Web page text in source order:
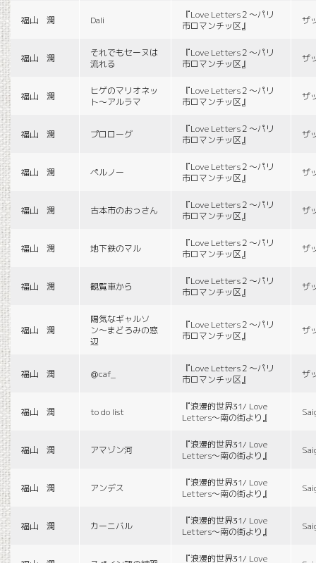
福山 潤 Dali
『Love Letters２〜パリ
市ロマンチッ区』
ザ
福山 潤
それでもセーヌは
流れる
『Love Letters２〜パリ
市ロマンチッ区』
ザ
福山 潤
ヒゲのマリオネッ
ト〜アルラマ
『Love Letters２〜パリ
市ロマンチッ区』
ザ
福山 潤 プロローグ
『Love Letters２〜パリ
市ロマンチッ区』
ザ
福山 潤 ペルノー
『Love Letters２〜パリ
市ロマンチッ区』
ザ
福山 潤 古本市のおっさん
『Love Letters２〜パリ
市ロマンチッ区』
ザ
福山 潤 地下鉄のマル
『Love Letters２〜パリ
市ロマンチッ区』
ザ
福山 潤 観覧車から
『Love Letters２〜パリ
市ロマンチッ区』
ザ
福山 潤
陽気なギャルソ
ン〜まどろみの窓
辺
『Love Letters２〜パリ
市ロマンチッ区』
ザ
福山 潤 ＠caf_
『Love Letters２〜パリ
市ロマンチッ区』
ザ
福山 潤 to do list
『浪漫的世界31/ Love
Letters〜南の街より』
福山 潤 アマゾン河
『浪漫的世界31/ Love
Letters〜南の街より』
福山 潤 アンデス
『浪漫的世界31/ Love
Letters〜南の街より』
福山 潤 カーニバル
『浪漫的世界31/ Love
Letters〜南の街より』
『浪漫的世界31/ Love